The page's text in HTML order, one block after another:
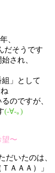
、
だそうです
され、
」として
のですが、
(-∀-｡)
望〜
だいたのは、
ＡＡＡ）」